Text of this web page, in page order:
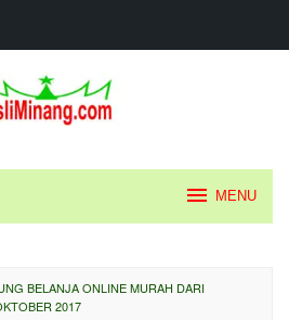
MENU
BELANJA ONLINE MURAH DARI
2017